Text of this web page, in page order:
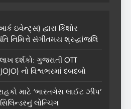
ઇવેન્ટ્સ) દ્વારા કિશોર
નિમિત્તે સંગીતમય શ્રદ્ધાંજલિ
દર્શકો: ગુજરાતી OTT
નો વિશ્વભરમાં દબદબો
માટે ‘ભારતગેસ લાઈટ ઝીપ’
લોન્ચિંગ